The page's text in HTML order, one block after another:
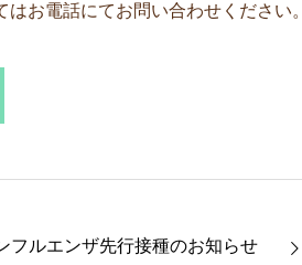
お電話にてお問い合わせください。
フルエンザ先行接種のお知らせ